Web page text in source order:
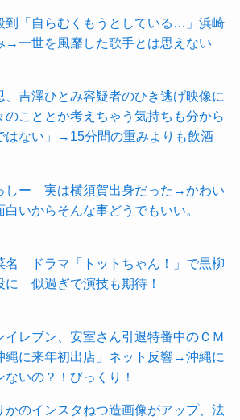
到「自らむくもうとしている…」浜崎
→一世を風靡した歌手とは思えない
、吉澤ひとみ容疑者のひき逃げ映像に
のこととか考えちゃう気持ちも分から
はない」→15分間の重みよりも飲酒
しー 実は横須賀出身だった→かわい
白いからそんな事どうでもいい。
名 ドラマ「トットちゃん！」で黒柳
に 似過ぎで演技も期待！
イレブン、安室さん引退特番中のＣＭ
縄に来年初出店」ネット反響→沖縄に
ないの？！びっくり！
かのインスタねつ造画像がアップ、法